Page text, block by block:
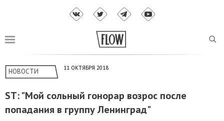
НОВОСТИ 11 ОКТЯБРЯ 2018
ST: "Мой сольный гонорар возрос после
попадания в группу Ленинград"